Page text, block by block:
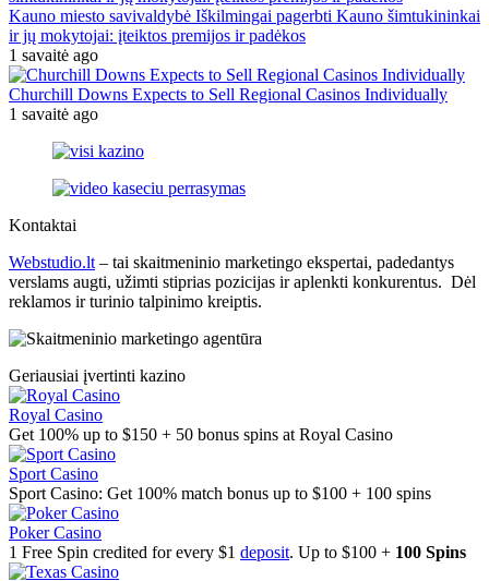
Kauno miesto savivaldybė Iškilmingai pagerbti Kauno šimtukininkai
ir jų mokytojai: įteiktos premijos ir padėkos
1 savaitė ago
Churchill Downs Expects to Sell Regional Casinos Individually
1 savaitė ago
Kontaktai
Webstudio.lt – tai skaitmeninio marketingo ekspertai, padedantys
verslams augti, užimti stiprias pozicijas ir aplenkti konkurentus. Dėl
reklamos ir turinio talpinimo kreiptis.
Geriausiai įvertinti kazino
Royal Casino
Get 100% up to $150 + 50 bonus spins at Royal Casino
Sport Casino
Sport Casino: Get 100% match bonus up to $100 + 100 spins
Poker Casino
1 Free Spin credited for every $1 deposit. Up to $100 + 100 Spins